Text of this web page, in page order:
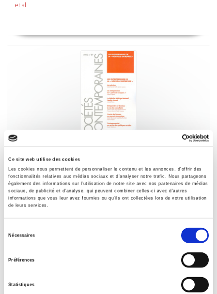
Ce site web utilise des cookies
Les cookies nous permettent de personnaliser le contenu et les annonces, d'offrir des
fonctionnalités relatives aux médias sociaux et d'analyser notre trafic. Nous partageons
également des informations sur l'utilisation de notre site avec nos partenaires de médias
sociaux, de publicité et d'analyse, qui peuvent combiner celles-ci avec d'autres
informations que vous leur avez fournies ou qu'ils ont collectées lors de votre utilisation
de leurs services.
Nécessaires
Préférences
Statistiques
et al.
Sociétés contemporaines 89, 2013
Les entrepreneurs de la "nouvelle entreprise"
et al.